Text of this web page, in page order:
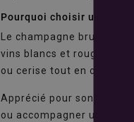
Pourquoi choisir un
Le champagne brut
vins blancs et rouges de
ou cerise tout en
Apprécié pour son style
ou accompagner un dîner